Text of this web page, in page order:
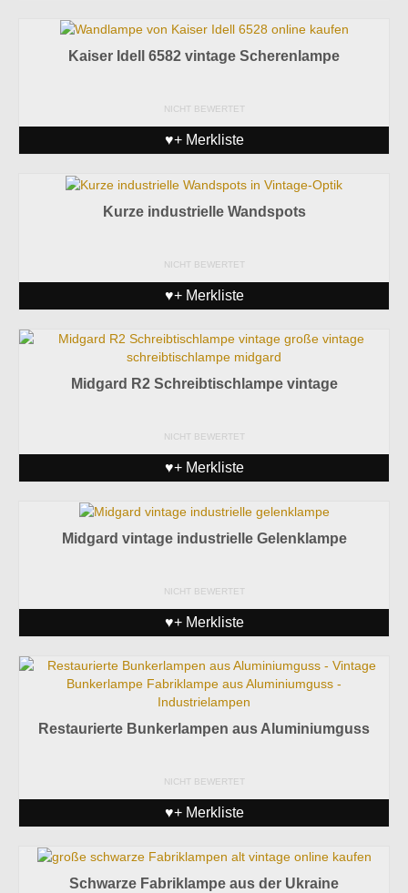
Kaiser Idell 6582 vintage Scherenlampe
NICHT BEWERTET
♥+ Merkliste
Kurze industrielle Wandspots
NICHT BEWERTET
♥+ Merkliste
Midgard R2 Schreibtischlampe vintage
NICHT BEWERTET
♥+ Merkliste
Midgard vintage industrielle Gelenklampe
NICHT BEWERTET
♥+ Merkliste
Restaurierte Bunkerlampen aus Aluminiumguss
NICHT BEWERTET
♥+ Merkliste
Schwarze Fabriklampe aus der Ukraine